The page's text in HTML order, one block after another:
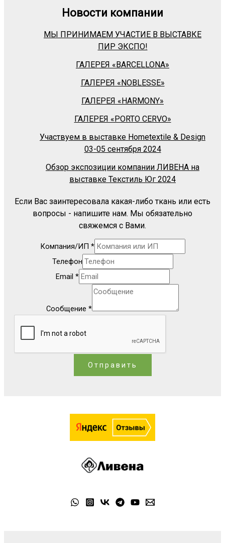
Новости компании
МЫ ПРИНИМАЕМ УЧАСТИЕ В ВЫСТАВКЕ
ПИР ЭКСПО!
ГАЛЕРЕЯ «BARСELLONA»
ГАЛЕРЕЯ «NOBLESSE»
ГАЛЕРЕЯ «HARMONY»
ГАЛЕРЕЯ «PORTO CERVO»
Участвуем в выставке Hometextile & Design
03-05 сентября 2024
Обзор экспозиции компании ЛИВЕНА на
выставке Текстиль Юг 2024
Если Вас заинтересовала какая-либо ткань или есть
вопросы - напишите нам. Мы обязательно
свяжемся с Вами.
Компания/ИП *
Телефон
Email *
Сообщение *
Отправить